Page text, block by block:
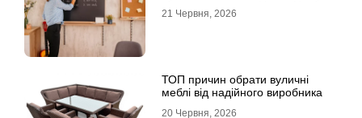
21 Червня, 2026
ТОП причин обрати вуличні
меблі від надійного виробника
20 Червня, 2026